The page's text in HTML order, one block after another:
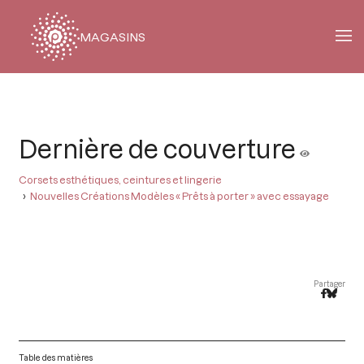
MAGASINS
Dernière de couverture
Corsets esthétiques, ceintures et lingerie
Nouvelles Créations Modèles « Prêts à porter » avec essayage
Partager
Table des matières